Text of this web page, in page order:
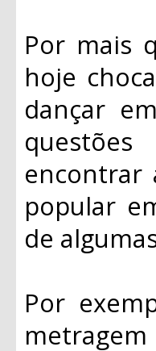
Por mais
hoje
dançar
encontrar
popular
de
Por